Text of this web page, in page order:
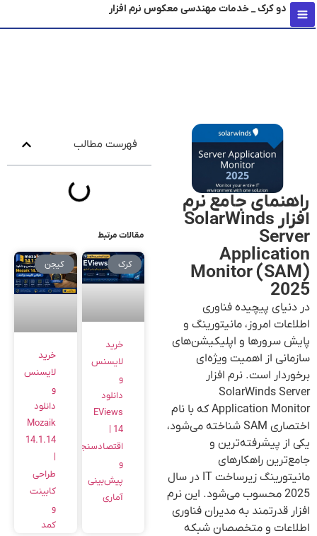
دو کرک _ خدمات مهندسی معکوس نرم افزار
راهنمای جامع نرم
افزار SolarWinds
Server
Application
Monitor (SAM)
2025
در دنیای پیچیده فناوری
اطلاعات امروز، مانیتورینگ و
پایش سرورها و اپلیکیشن‌های
سازمانی از اهمیت ویژه‌ای
برخوردار است. نرم افزار
SolarWinds Server
Application Monitor که با نام
اختصاری SAM شناخته می‌شود،
یکی از پیشرفته‌ترین و
جامع‌ترین راهکارهای
مانیتورینگ زیرساخت IT در سال
2025 محسوب می‌شود. این نرم
افزار قدرتمند به مدیران فناوری
اطلاعات و متخصصان شبکه
فهرست مطالب
مقالات مرتبط
کرک
خرید
لایسنس
و
دانلود
EViews
اقتصادسنجی
و
پیش‌بینی
آماری
کیجن
خرید
لایسنس
و
دانلود
Mozaik
14.1.14
طراحی
کابینت
و
کمد